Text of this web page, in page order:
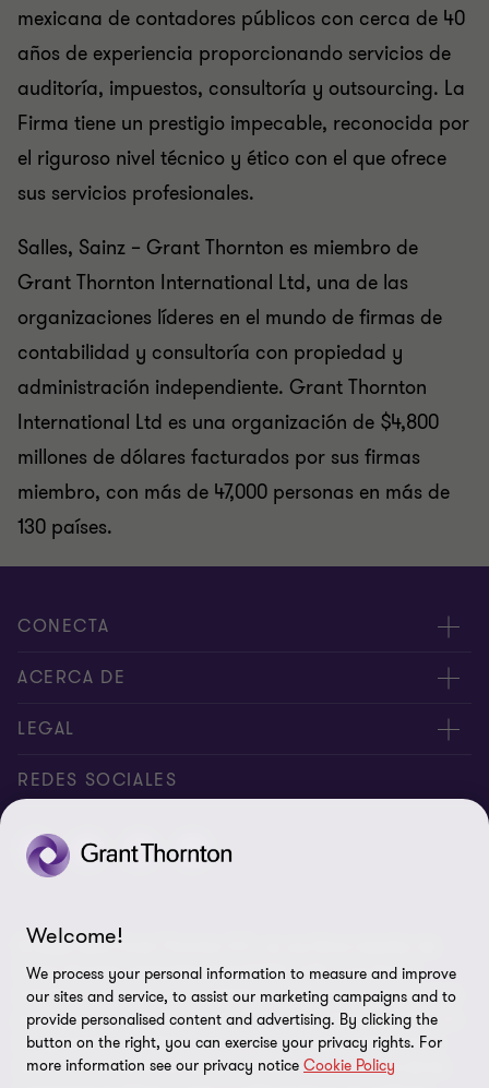
mexicana de contadores públicos con cerca de 40
años de experiencia proporcionando servicios de
auditoría, impuestos, consultoría y outsourcing. La
Firma tiene un prestigio impecable, reconocida por
el riguroso nivel técnico y ético con el que ofrece
sus servicios profesionales.
Salles, Sainz – Grant Thornton es miembro de
Grant Thornton International Ltd, una de las
organizaciones líderes en el mundo de firmas de
contabilidad y consultoría con propiedad y
administración independiente. Grant Thornton
International Ltd es una organización de $4,800
millones de dólares facturados por sus firmas
miembro, con más de 47,000 personas en más de
130 países.
CONECTA
Nuestros expertos
Alertas
Reporte de Tiempo
Reporte de Tiempo Administración
ACERCA DE
Nosotros
Empleos
Perspectivas
LEGAL
Aviso legal
Contacto
REDES SOCIALES
© Salles Sainz Grant Thornton S.C., es una firma miembro de
Grant Thornton International Ltd (GTIL). GTIL y sus firmas
miembro no forman una sociedad internacional, los servicios son
prestados por las firmas miembro. GTIL y sus firmas miembro no
se representan ni obligan entre si y no son responsables de los
actos u omisiones de las demás. Grant Thornton es una de las
Welcome!
We process your personal information to measure and improve
our sites and service, to assist our marketing campaigns and to
provide personalised content and advertising. By clicking the
button on the right, you can exercise your privacy rights. For
more information see our privacy notice Cookie Policy